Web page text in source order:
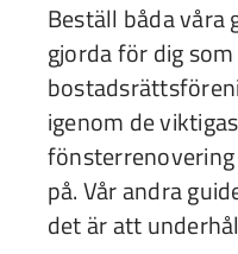
Beställ båda våra
gjorda för dig
igenom de
på. Vår andra
det är att